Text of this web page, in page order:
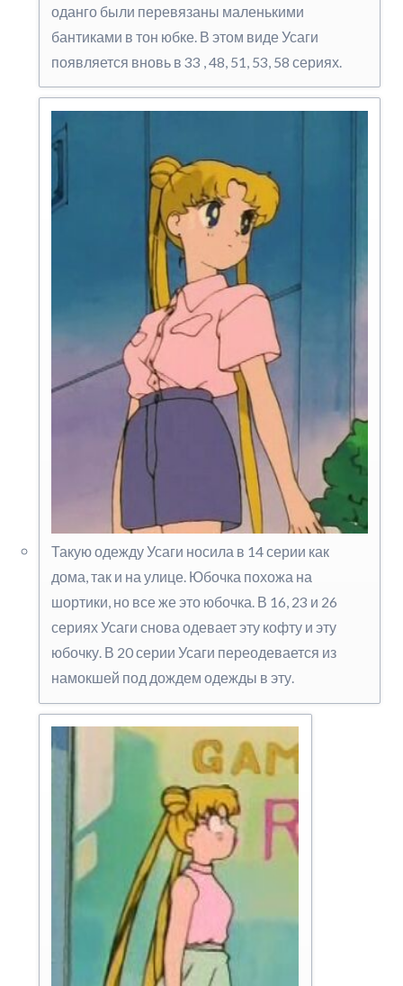
оданго были перевязаны маленькими
бантиками в тон юбке. В этом виде Усаги
появляется вновь в 33 , 48, 51, 53, 58 сериях.
Такую одежду Усаги носила в 14 серии как
дома, так и на улице. Юбочка похожа на
шортики, но все же это юбочка. В 16, 23 и 26
сериях Усаги снова одевает эту кофту и эту
юбочку. В 20 серии Усаги переодевается из
намокшей под дождем одежды в эту.